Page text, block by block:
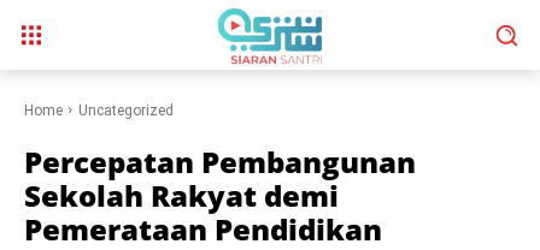
Home Uncategorized
Percepatan Pembangunan
Sekolah Rakyat demi
Pemerataan Pendidikan